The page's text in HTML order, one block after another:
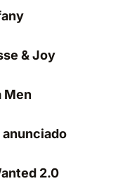
& Joy
Men
anunciado
2.0